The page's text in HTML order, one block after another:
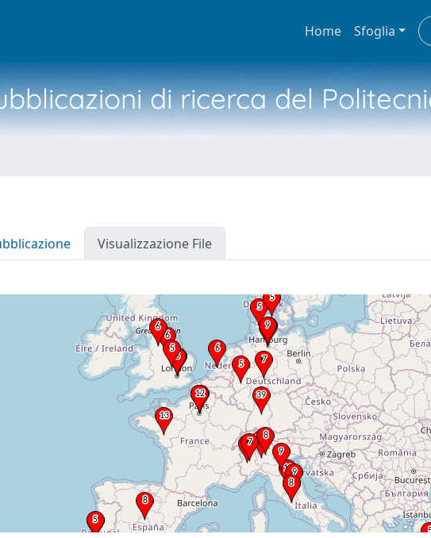
Home Sfoglia
di ricerca del
Visualizzazione File